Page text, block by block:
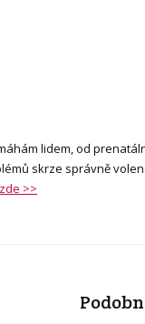
lidem, od
skrze správně
>>